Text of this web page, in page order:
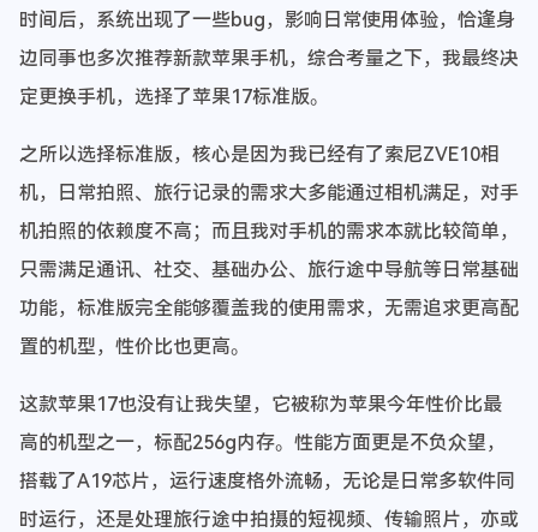
时间后，系统出现了一些bug，影响日常使用体验，恰逢身
边同事也多次推荐新款苹果手机，综合考量之下，我最终决
定更换手机，选择了苹果17标准版。
之所以选择标准版，核心是因为我已经有了索尼ZVE10相
机，日常拍照、旅行记录的需求大多能通过相机满足，对手
机拍照的依赖度不高；而且我对手机的需求本就比较简单，
只需满足通讯、社交、基础办公、旅行途中导航等日常基础
功能，标准版完全能够覆盖我的使用需求，无需追求更高配
置的机型，性价比也更高。
这款苹果17也没有让我失望，它被称为苹果今年性价比最
高的机型之一，标配256g内存。性能方面更是不负众望，
搭载了A19芯片，运行速度格外流畅，无论是日常多软件同
时运行，还是处理旅行途中拍摄的短视频、传输照片，亦或